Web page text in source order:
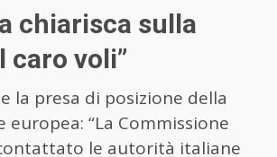
chiarisca sulla
caro voli”
la presa di posizione della
europea: “La Commissione
le autorità italiane